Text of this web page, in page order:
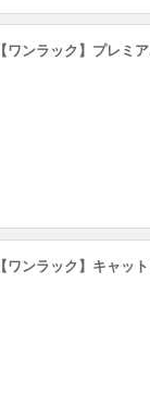
【ワンラック】プレミ
【ワンラック】キャッ